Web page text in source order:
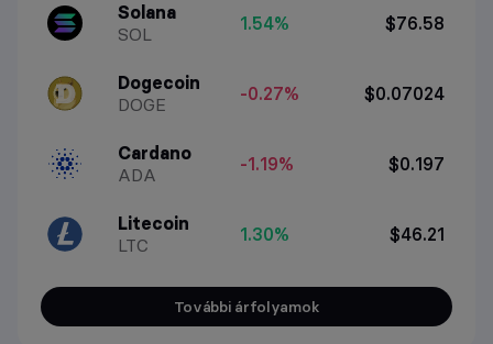
Solana
SOL
1.54% $76.58
Dogecoin
DOGE
-0.27% $0.07024
Cardano
ADA
-1.19% $0.197
Litecoin
LTC
1.30% $46.21
További árfolyamok